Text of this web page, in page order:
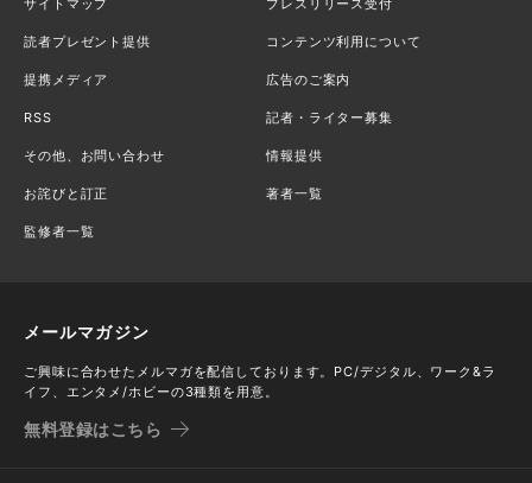
読者プレゼント提供 コンテンツ利用について
提携メディア 広告のご案内
RSS 記者・ライター募集
その他、お問い合わせ 情報提供
お詫びと訂正 著者一覧
監修者一覧
メールマガジン
ご興味に合わせたメルマガを配信しております。PC/デジタル、ワーク&ラ
イフ、エンタメ/ホビーの3種類を用意。
無料登録はこちら